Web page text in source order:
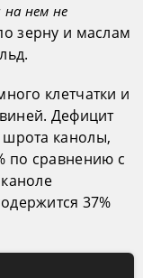
на нем не
зерну и маслам
клетчатки и
Дефицит
шрота канолы,
по сравнению с
37%